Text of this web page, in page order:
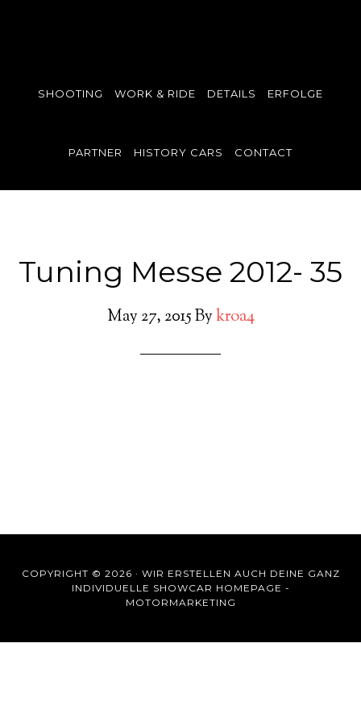
SHOOTING WORK & RIDE DETAILS ERFOLGE
PARTNER HISTORY CARS CONTACT
Tuning Messe 2012- 35
May 27, 2015Bykroa4
COPYRIGHT © 2026 · WIR ERSTELLEN AUCH DEINE GANZ
INDIVIDUELLE SHOWCAR HOMEPAGE -
MOTORMARKETING